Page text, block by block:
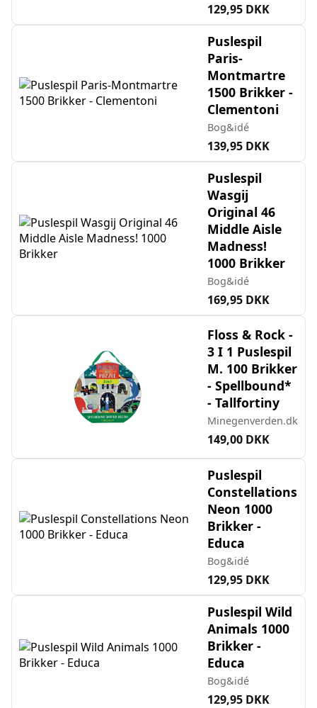
129,95 DKK
Puslespil
Paris-
Montmartre
1500 Brikker -
Clementoni
Bog&idé
139,95 DKK
Puslespil
Wasgij
Original 46
Middle Aisle
Madness!
1000 Brikker
Bog&idé
169,95 DKK
Floss & Rock -
3 I 1 Puslespil
M. 100 Brikker
- Spellbound*
- Tallfortiny
Minegenverden.dk
149,00 DKK
Puslespil
Constellations
Neon 1000
Brikker -
Educa
Bog&idé
129,95 DKK
Puslespil Wild
Animals 1000
Brikker -
Educa
Bog&idé
129,95 DKK